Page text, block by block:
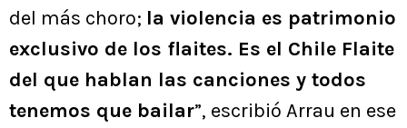
del más choro; la violencia es patrimonio
exclusivo de los flaites. Es el Chile Flaite
del que hablan las canciones y todos
tenemos que bailar”, escribió Arrau en ese